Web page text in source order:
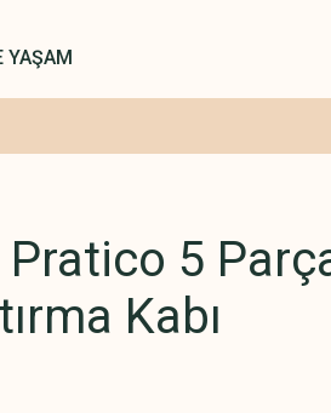
YAŞAM
5
Kabı